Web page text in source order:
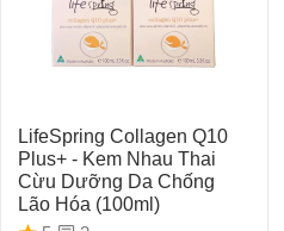
LifeSpring Collagen Q10
Plus+ - Kem Nhau Thai
Cừu Dưỡng Da Chống
Lão Hóa (100ml)